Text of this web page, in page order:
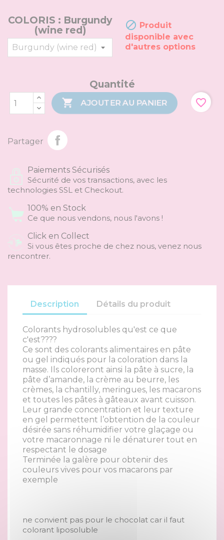
COLORIS : Burgundy
(wine red)
 Produit
disponible avec
d'autres options
Quantité
 AJOUTER AU PANIER favorite_border
Partager
Paiements Sécurisés
Sécurité de vos transactions, avec les
technologies SSL et Checkout.
100% en Stock
Ce que nous vendons, nous l'avons !
Click en Collect
Si vous êtes proche de chez nous, venez nous
rencontrer.
Description Détails du produit
Colorants hydrosolubles qu'est ce que
c'est????
Ce sont des colorants alimentaires en pâte
ou gel indiqués pour la coloration dans la
masse. Ils coloreront ainsi la pâte à sucre, la
pâte d’amande, la crème au beurre, les
crèmes, la chantilly, meringues, les macarons
et toutes les pâtes à gâteaux avant cuisson.
Leur grande concentration et leur texture
en gel permettent l’obtention de la couleur
désirée sans réhumidifier votre glaçage ou
votre macaronnage ni le dénaturer tout en
respectant le dosage
Terminée la galère pour obtenir des
couleurs vives pour vos macarons par
exemple
ne convient pas pour le chocolat car il faut
colorant liposoluble